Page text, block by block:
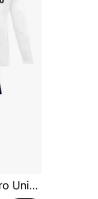
Proteção U.V